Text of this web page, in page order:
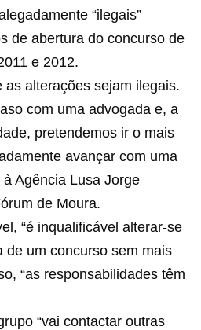
“ilegais”
de abertura do concurso de
e 2012.
as alterações sejam ilegais.
com uma advogada e, a
pretendemos ir o mais
avançar com uma
Agência Lusa Jorge
de Moura.
“é inqualificável alterar-se
de um concurso sem mais
“as responsabilidades têm
“vai contactar outras